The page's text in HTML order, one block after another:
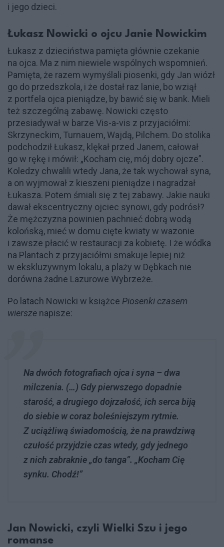
i jego dzieci.
Łukasz Nowicki o ojcu Janie Nowickim
Łukasz z dzieciństwa pamięta głównie czekanie
na ojca. Ma z nim niewiele wspólnych wspomnień.
Pamięta, że razem wymyślali piosenki, gdy Jan wiózł
go do przedszkola, i że dostał raz lanie, bo wziął
z portfela ojca pieniądze, by bawić się w bank. Mieli
też szczególną zabawę. Nowicki często
przesiadywał w barze Vis-a-vis z przyjaciółmi:
Skrzyneckim, Turnauem, Wajdą, Pilchem. Do stolika
podchodził Łukasz, klękał przed Janem, całował
go w rękę i mówił: „Kocham cię, mój dobry ojcze”.
Koledzy chwalili wtedy Jana, że tak wychował syna,
a on wyjmował z kieszeni pieniądze i nagradzał
Łukasza. Potem śmiali się z tej zabawy. Jakie nauki
dawał ekscentryczny ojciec synowi, gdy podrósł?
Że mężczyzna powinien pachnieć dobrą wodą
kolońską, mieć w domu cięte kwiaty w wazonie
i zawsze płacić w restauracji za kobietę. I że wódka
na Plantach z przyjaciółmi smakuje lepiej niż
w ekskluzywnym lokalu, a plaży w Dębkach nie
dorówna żadne Lazurowe Wybrzeże.
Po latach Nowicki w książce Piosenki czasem
wiersze napisze:
Na dwóch fotografiach ojca i syna – dwa
milczenia. (…) Gdy pierwszego dopadnie
starość, a drugiego dojrzałość, ich serca biją
do siebie w coraz boleśniejszym rytmie.
Z uciążliwą świadomością, że na prawdziwą
czułość przyjdzie czas wtedy, gdy jednego
z nich zabraknie „do tanga”. „Kocham Cię
synku. Chodź!”
Jan Nowicki, czyli Wielki Szu i jego
romanse